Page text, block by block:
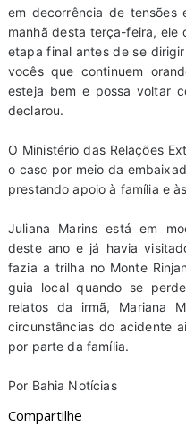
em decorrência de tensões
manhã desta terça-feira, ele
etapa final antes de se
vocês que continuem
esteja bem e possa voltar
declarou.
O Ministério das Relações
o caso por meio da
prestando apoio à família e
Juliana Marins está em
deste ano e já havia
fazia a trilha no Monte
guia local quando se
relatos da irmã, Mariana
circunstâncias do acidente
por parte da família.
Por Bahia Notícias
Compartilhe